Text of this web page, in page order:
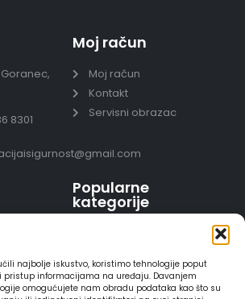
najbolje iskustvo, koristimo tehnologije poput
pristup informacijama na uređaju. Davanjem
omogućujete nam obradu podataka kao što su
8301
Moj račun
Moj račun
Kontakt
Servisni obrazac
Popularne
kategorije
Video nadzor - kompleti
AJAX alarmi
HIKVISION portafoni